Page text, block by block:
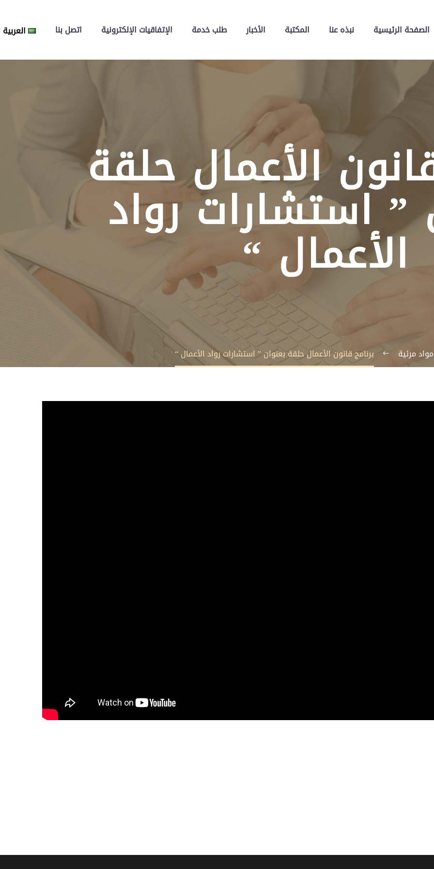
الصفحة الرئيسية نبذه عنا المكتبة الأخبار طلب خدمة الإتفاقيات الإلكترونية اتصل بنا العربية
الأعمال حلقة
” استشارات رواد
الأعمال “
مواد مرئية برنامج قانون الأعمال حلقة بعنوان ” استشارات رواد الأعمال “